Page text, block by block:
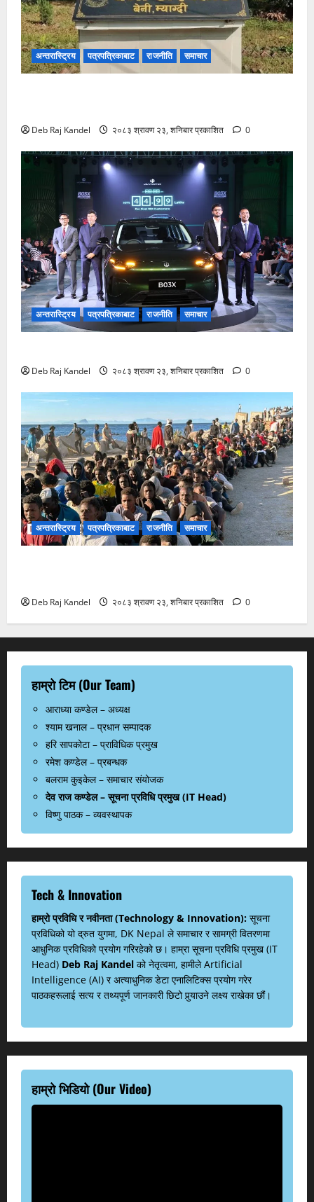
अन्तरास्ट्रिय पत्रपत्रिकाबाट राजनीति समाचार
Deb Raj Kandel २०८३ श्रावण २३, शनिबार प्रकाशित 0
अन्तरास्ट्रिय पत्रपत्रिकाबाट राजनीति समाचार
Deb Raj Kandel २०८३ श्रावण २३, शनिबार प्रकाशित 0
अन्तरास्ट्रिय पत्रपत्रिकाबाट राजनीति समाचार
Deb Raj Kandel २०८३ श्रावण २३, शनिबार प्रकाशित 0
हाम्रो टिम (Our Team)
आराध्या कण्डेल – अध्यक्ष
श्याम खनाल – प्रधान सम्पादक
हरि सापकोटा – प्राविधिक प्रमुख
रमेश कण्डेल – प्रबन्धक
बलराम कुइकेल – समाचार संयोजक
देव राज कण्डेल – सूचना प्रविधि प्रमुख (IT Head)
विष्णु पाठक – व्यवस्थापक
Tech & Innovation
हाम्रो प्रविधि र नवीनता (Technology & Innovation): सूचना
प्रविधिको यो द्रुत युगमा, DK Nepal ले समाचार र सामग्री वितरणमा
आधुनिक प्रविधिको प्रयोग गरिरहेको छ। हाम्रा सूचना प्रविधि प्रमुख (IT
Head) Deb Raj Kandel को नेतृत्वमा, हामीले Artificial
Intelligence (AI) र अत्याधुनिक डेटा एनालिटिक्स प्रयोग गरेर
पाठकहरूलाई सत्य र तथ्यपूर्ण जानकारी छिटो पुर्‍याउने लक्ष्य राखेका छौं।
हाम्रो भिडियो (Our Video)